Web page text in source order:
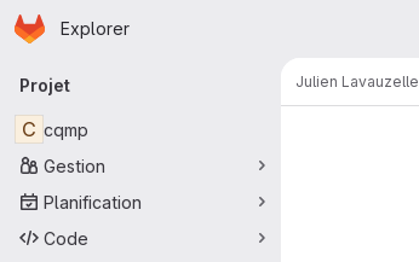
Passer au contenu principal
Page d'accueil
Explorer
Navigation principale
Projet
C cqmp
Gestion
Planification
Code
Julien Lavauzelle